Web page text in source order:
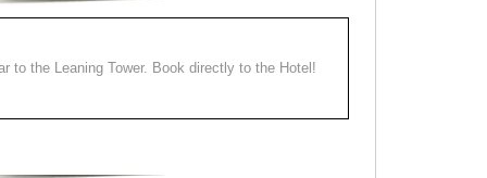
to the Leaning Tower. Book directly to the Hotel!